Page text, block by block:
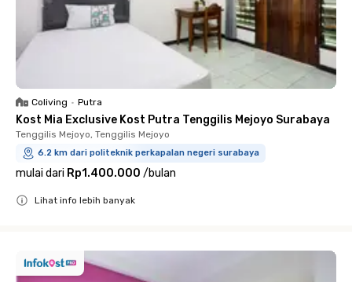
Coliving • Putra
Kost Mia Exclusive Kost Putra Tenggilis Mejoyo Surabaya
Tenggilis Mejoyo, Tenggilis Mejoyo
6.2 km dari politeknik perkapalan negeri surabaya
mulai dari Rp1.400.000 /bulan
Lihat info lebih banyak